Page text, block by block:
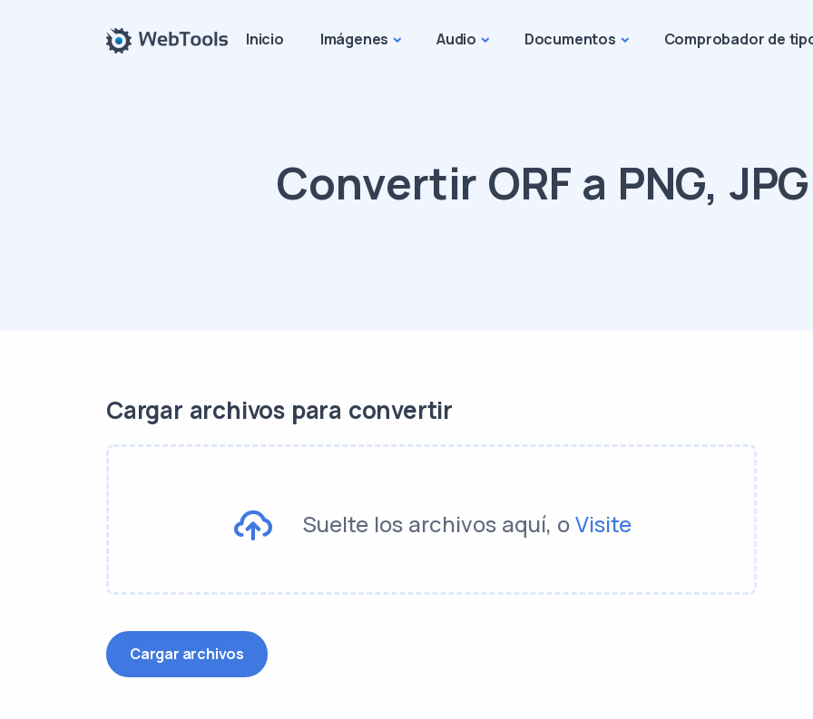
Inicio Imágenes Audio Documentos Comprobador de
Convertir ORF a PNG,
Cargar archivos para convertir
Suelte los archivos aquí, oVisite